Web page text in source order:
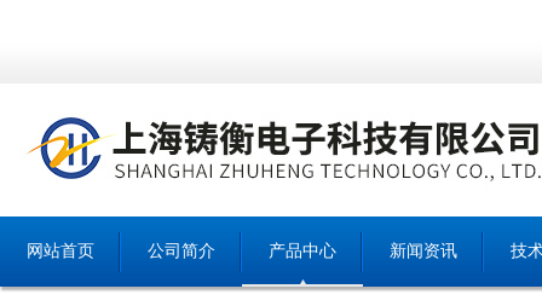
网站首页 公司简介 产品中心 新闻资讯 技